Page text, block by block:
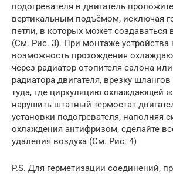
подогревателя в двигатель
вертикальным подъёмом, исключая
петли, в которых может создаваться
(См. Рис. 3). При монтаже
возможность прохождения
через радиатор отопителя салона
радиатора двигателя, врезку шлангов
туда, где циркуляцию охлаждающей
нарушить штатный термостат
установки подогревателя, наполняя
охлаждения антифризом, сделайте
удаления воздуха (См. Рис. 4)
P.S. Для герметизации соединений,